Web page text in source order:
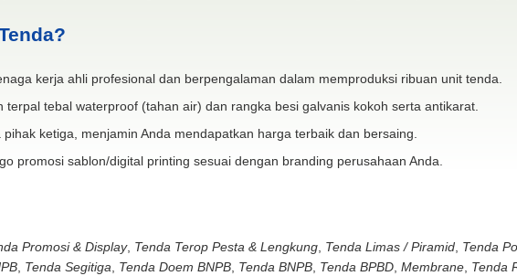
kerja ahli profesional dan berpengalaman dalam memproduksi ribuan unit tenda.
terpal tebal waterproof (tahan air) dan rangka besi galvanis kokoh serta antikarat.
ketiga, menjamin Anda mendapatkan harga terbaik dan bersaing.
promosi sablon/digital printing sesuai dengan branding perusahaan Anda.
Promosi & Display, Tenda Terop Pesta & Lengkung, Tenda Limas / Piramid, Tenda
, Tenda Segitiga Tenda Doem BNPB, Tenda BNPB, Tenda BPBD, Membrane, Tenda